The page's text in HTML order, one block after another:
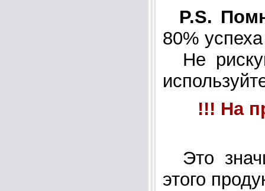
P.S.
80%
Не
!!! На
Это
этого